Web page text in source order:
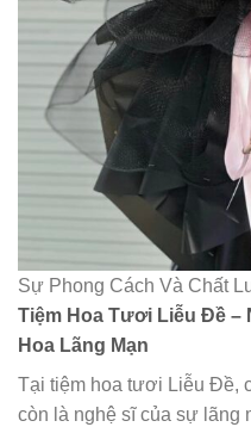
Sự Phong Cách Và Chất
Tiệm Hoa Tươi Liễu Đề –
Hoa Lãng Mạn
Tại tiệm hoa tươi Liễu Đề,
còn là nghệ sĩ của sự